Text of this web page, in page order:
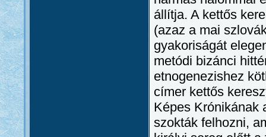
állítja. A kettős
(azaz a mai
gyakoriságát
metódi bizánci
etnogenezishez
címer kettős
Képes Krónikának
szokták felhozni,